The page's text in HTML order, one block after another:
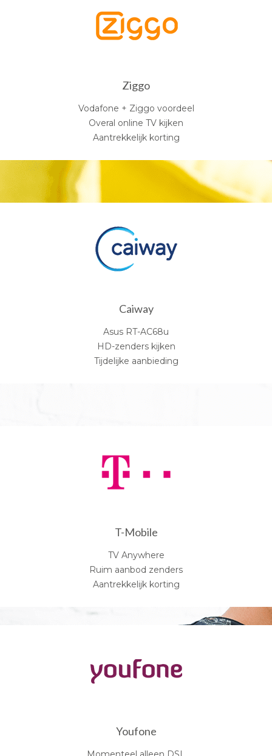
Ziggo
Vodafone + Ziggo voordeel
Overal online TV kijken
Aantrekkelijk korting
Caiway
Asus RT-AC68u
HD-zenders kijken
Tijdelijke aanbieding
T-Mobile
TV Anywhere
Ruim aanbod zenders
Aantrekkelijk korting
Youfone